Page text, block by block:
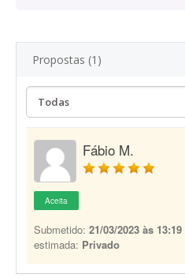
Propostas (1)
Fábio M.
Aceita
Submetido: 21/03/2023 às 13:19
estimada: Privado